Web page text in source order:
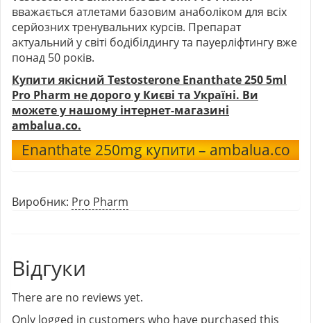
вважається атлетами базовим анаболіком для всіх
серйозних тренувальних курсів. Препарат
актуальний у світі бодібілдингу та пауерліфтингу вже
понад 50 років.
Купити якісний Testosterone Enanthate 250 5ml
Pro Pharm не дорого у Києві та Україні. Ви
можете у нашому інтернет-магазині
ambalua.co.
Enanthate 250mg купити – ambalua.co
Виробник: Pro Pharm
Відгуки
There are no reviews yet.
Only logged in customers who have purchased this